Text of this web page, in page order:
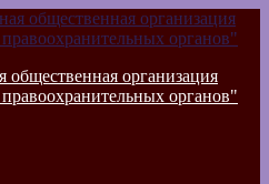
общественная организация
органов"